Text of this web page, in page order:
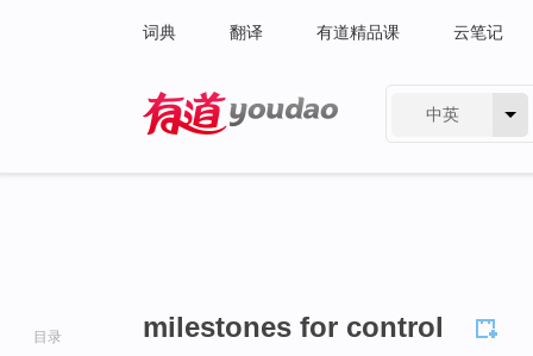
词典 翻译 有道精品课 云笔记
中英
目录 milestones for control